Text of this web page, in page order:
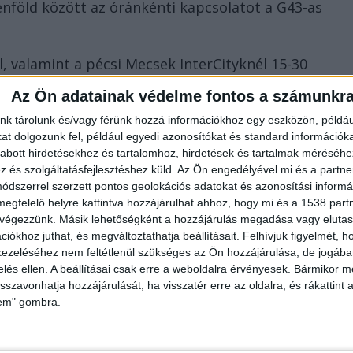
Az Ön adatainak védelme fontos a
tárolunk és/vagy férünk hozzá információkhoz egy eszközön,
dolgozunk fel, például egyedi azonosítókat és standard
hirdetésekhez és tartalomhoz, hirdetések és tartalmak
és szolgáltatásfejlesztéshez küld. Az Ön engedélyével mi és a
szerzett pontos geolokációs adatokat és azonosítási
helyre kattintva hozzájárulhat ahhoz, hogy mi és a 1538
Másik lehetőségként a hozzájárulás megadása vagy
juthat, és megváltoztathatja beállításait. Felhívjuk figyelmét,
nem feltétlenül szükséges az Ön hozzájárulása, de
ellen. A beállításai csak erre a weboldalra érvényesek. Bármikor
hozzájárulását, ha visszatér erre az oldalra, és rákattint
gombra.
között az óránkénti kapcsolatot a G43-as
a pécsi Mecsek InterCityknél 15-30
számítani.
át Münchenbe induló railjet xpress (rjx 62)
Kelenföldtől.
Savaria InterCityvel (IC 924) Bécs felé tartó
EuroCityvel (EC 142) utazhatnak, melyen a
el.
vonalon közlekedő S780-as vonatoknál az alábbi
Az érintett vonalon jelentős forgalmi